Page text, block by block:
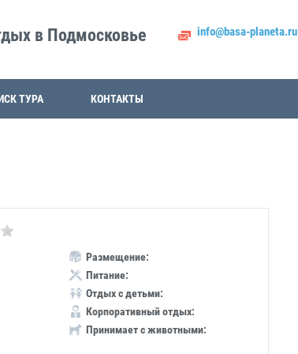
в Подмосковье info@basa-planeta.ru
ТУРА КОНТАКТЫ
Размещение:
Питание:
Отдых с детьми:
Корпоративный отдых:
Принимает с животными: